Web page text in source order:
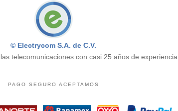
© Electrycom S.A. de C.V.
telecomunicaciones con casi 25 años de experiencia
PAGO SEGURO ACEPTAMOS